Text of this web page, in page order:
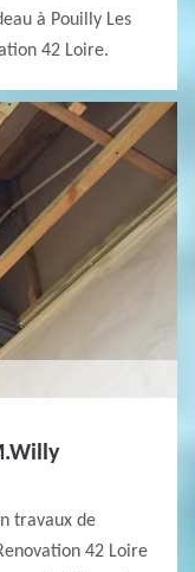
à Pouilly Les
42 Loire.
travaux de
42 Loire